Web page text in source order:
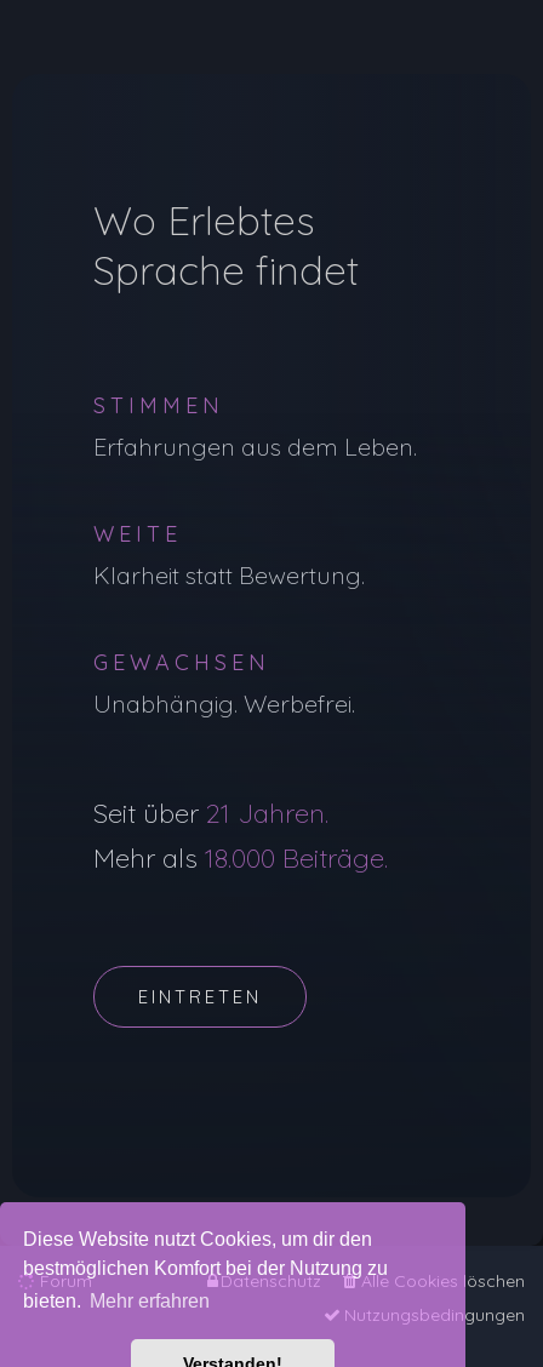
Diese Website nutzt Cookies, um dir den
bestmöglichen Komfort bei der Nutzung zu
bieten. Mehr erfahren
Wo Erlebtes
Sprache findet
STIMMEN
Erfahrungen aus dem Leben.
WEITE
Klarheit statt Bewertung.
GEWACHSEN
Unabhängig. Werbefrei.
Seit über 21 Jahren.
Mehr als 18.000 Beiträge.
EINTRETEN
Forum Alle Cookies löschen
Datenschutz
Nutzungsbedingungen